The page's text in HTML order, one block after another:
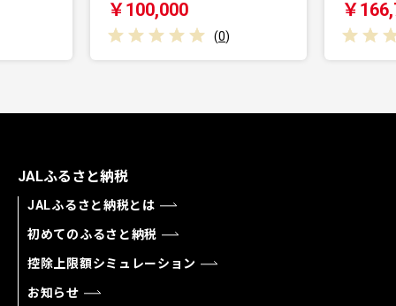
JALふるさと納税
JALふるさと納税とは
初めてのふるさと納税
控除上限額シミュレーション
お知らせ